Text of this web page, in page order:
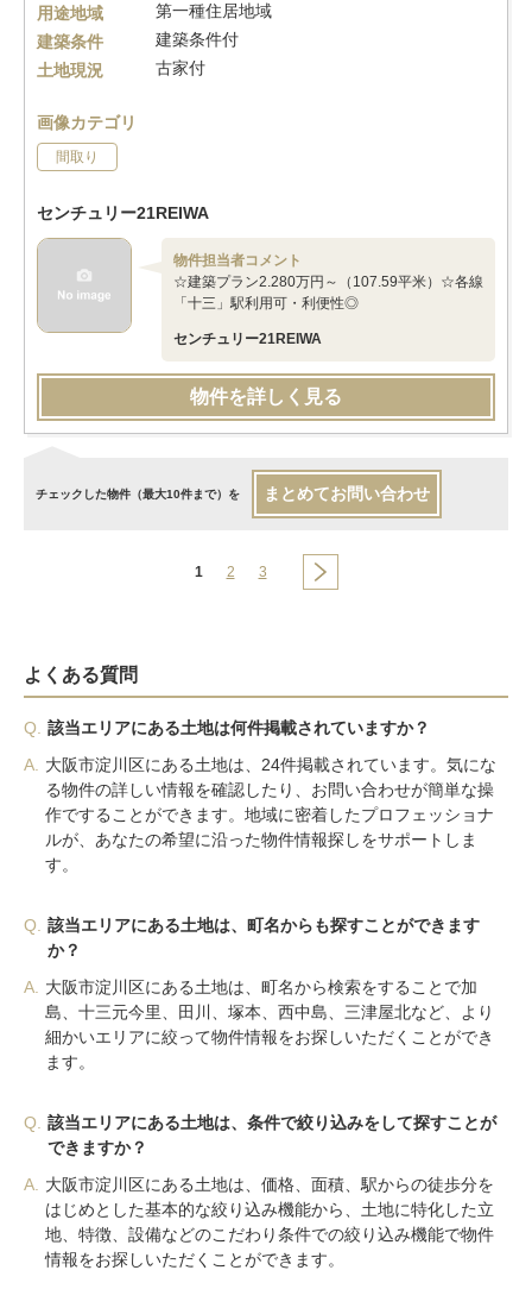
用途地域
第一種住居地域
建築条件
建築条件付
土地現況
古家付
画像カテゴリ
間取り
センチュリー21REIWA
物件担当者コメント
☆建築プラン2.280万円～（107.59平米）☆各線
「十三」駅利用可・利便性◎
センチュリー21REIWA
物件を詳しく見る
チェックした物件（最大10件まで）を まとめてお問い合わせ
1 2 3
よくある質問
Q.
該当エリアにある土地は何件掲載されていますか？
A.
大阪市淀川区にある土地は、24件掲載されています。気にな
る物件の詳しい情報を確認したり、お問い合わせが簡単な操
作ですることができます。地域に密着したプロフェッショナ
ルが、あなたの希望に沿った物件情報探しをサポートしま
す。
Q.
該当エリアにある土地は、町名からも探すことができます
か？
A.
大阪市淀川区にある土地は、町名から検索をすることで加
島、十三元今里、田川、塚本、西中島、三津屋北など、より
細かいエリアに絞って物件情報をお探しいただくことができ
ます。
Q.
該当エリアにある土地は、条件で絞り込みをして探すことが
できますか？
A.
大阪市淀川区にある土地は、価格、面積、駅からの徒歩分を
はじめとした基本的な絞り込み機能から、土地に特化した立
地、特徴、設備などのこだわり条件での絞り込み機能で物件
情報をお探しいただくことができます。